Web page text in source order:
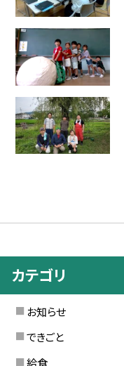
カテゴリ
お知らせ
できごと
給食